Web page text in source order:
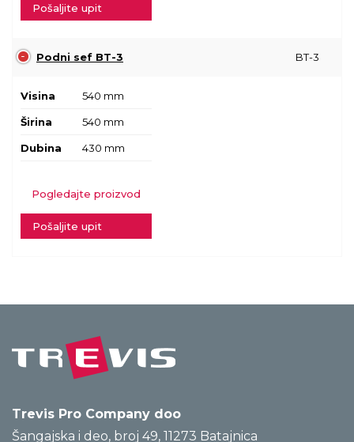
Pošaljite upit
Podni sef BT-3 BT-3
Visina 540 mm
Širina 540 mm
Dubina 430 mm
Pogledajte proizvod
Pošaljite upit
Trevis Pro Company doo
Šangajska i deo, broj 49, 11273 Batajnica